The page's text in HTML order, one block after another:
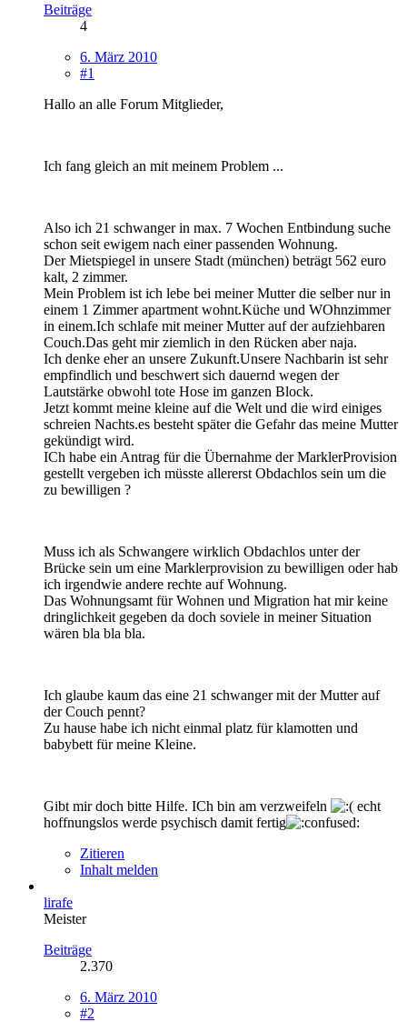
Beiträge
4
6. März 2010
#1
Hallo an alle Forum Mitglieder,
Ich fang gleich an mit meinem Problem ...
Also ich 21 schwanger in max. 7 Wochen Entbindung suche
schon seit ewigem nach einer passenden Wohnung.
Der Mietspiegel in unsere Stadt (münchen) beträgt 562 euro
kalt, 2 zimmer.
Mein Problem ist ich lebe bei meiner Mutter die selber nur in
einem 1 Zimmer apartment wohnt.Küche und WOhnzimmer
in einem.Ich schlafe mit meiner Mutter auf der aufziehbaren
Couch.Das geht mir ziemlich in den Rücken aber naja.
Ich denke eher an unsere Zukunft.Unsere Nachbarin ist sehr
empfindlich und beschwert sich dauernd wegen der
Lautstärke obwohl tote Hose im ganzen Block.
Jetzt kommt meine kleine auf die Welt und die wird einiges
schreien Nachts.es besteht später die Gefahr das meine Mutter
gekündigt wird.
ICh habe ein Antrag für die Übernahme der MarklerProvision
gestellt vergeben ich müsste allererst Obdachlos sein um die
zu bewilligen ?
Muss ich als Schwangere wirklich Obdachlos unter der
Brücke sein um eine Marklerprovision zu bewilligen oder hab
ich irgendwie andere rechte auf Wohnung.
Das Wohnungsamt für Wohnen und Migration hat mir keine
dringlichkeit gegeben da doch soviele in meiner Situation
wären bla bla bla.
Ich glaube kaum das eine 21 schwanger mit der Mutter auf
der Couch pennt?
Zu hause habe ich nicht einmal platz für klamotten und
babybett für meine Kleine.
Gibt mir doch bitte Hilfe. ICh bin am verzweifeln
echt
hoffnungslos werde psychisch damit fertig
Zitieren
Inhalt melden
lirafe
Meister
Beiträge
2.370
6. März 2010
#2